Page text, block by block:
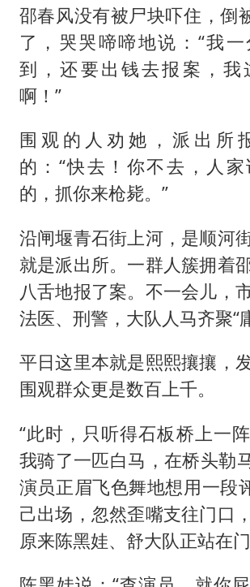
邵春风没有被尸块吓住，倒
了，哭哭啼啼地说：“我
到，还要出钱去报案，我
啊！”
围观的人劝她，派出所
的：“快去！你不去，人
的，抓你来枪毙。”
沿闸堰青石街上河，是顺河
就是派出所。一群人簇拥着
八舌地报了案。不一会儿，
法医、刑警，大队人马齐聚“
平日这里本就是熙熙攘攘，
围观群众更是数百上千。
“此时，只听得石板桥上一
我骑了一匹白马，在桥头勒
演员正眉飞色舞地想用一段
己出场，忽然歪嘴支往门口
原来陈黑娃、舒大队正站在门